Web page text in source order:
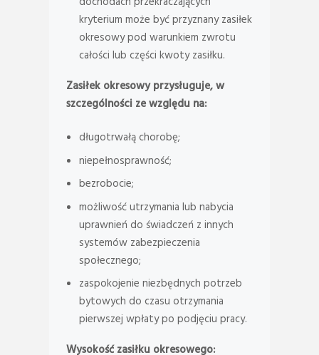
kryterium może być przyznany zasiłek
okresowy pod warunkiem zwrotu
całości lub części kwoty zasiłku.
Zasiłek okresowy przysługuje, w
szczególności ze względu na:
długotrwałą chorobę;
niepełnosprawność;
bezrobocie;
możliwość utrzymania lub nabycia
uprawnień do świadczeń z innych
systemów zabezpieczenia
społecznego;
zaspokojenie niezbędnych potrzeb
bytowych do czasu otrzymania
pierwszej wpłaty po podjęciu pracy.
Wysokość zasiłku okresowego: